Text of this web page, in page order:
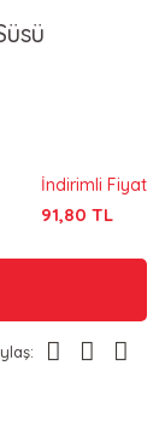
İndirimli Fiyat
91,80 TL